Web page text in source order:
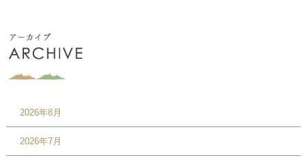
2026年8月
2026年7月